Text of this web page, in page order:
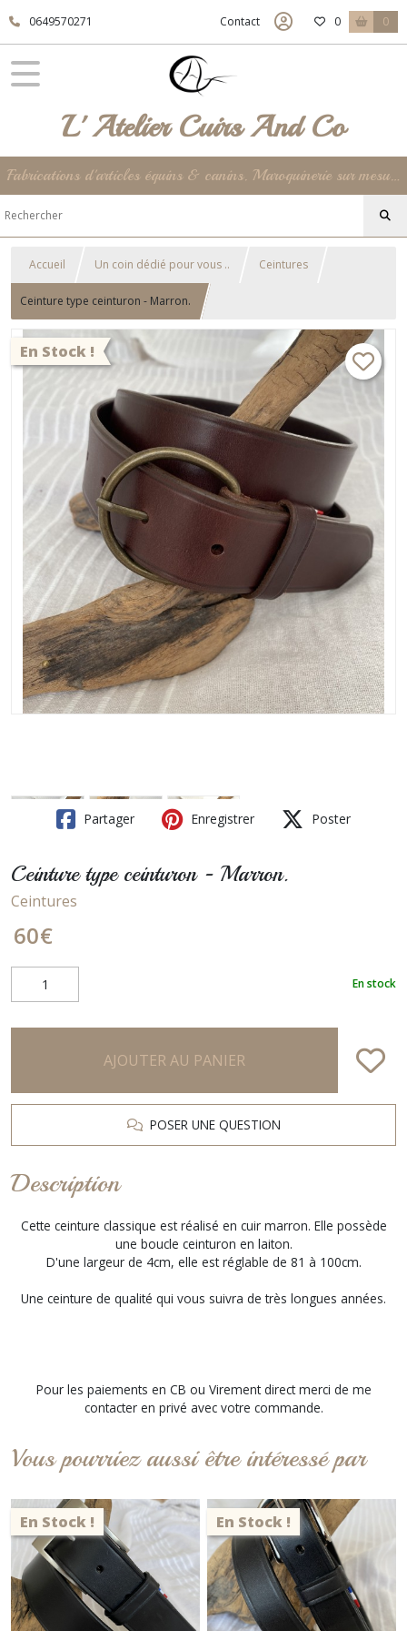
0649570271 Contact 0 0
L' Atelier Cuirs And Co
Fabrications d'articles équins & canins. Maroquinerie sur mesure et unique jusqu'à la déco de votre intérieur ... 100% Made In France !
Accueil Un coin dédié pour vous .. Ceintures
Ceinture type ceinturon - Marron.
En Stock !
Partager Enregistrer Poster
Ceinture type ceinturon - Marron.
Ceintures
60€
En stock
AJOUTER AU PANIER
POSER UNE QUESTION
Description
Cette ceinture classique est réalisé en cuir marron. Elle possède
une boucle ceinturon en laiton.
D'une largeur de 4cm, elle est réglable de 81 à 100cm.
Une ceinture de qualité qui vous suivra de très longues années.
Pour les paiements en CB ou Virement direct merci de me
contacter en privé avec votre commande.
Vous pourriez aussi être intéressé par
En Stock ! En Stock !